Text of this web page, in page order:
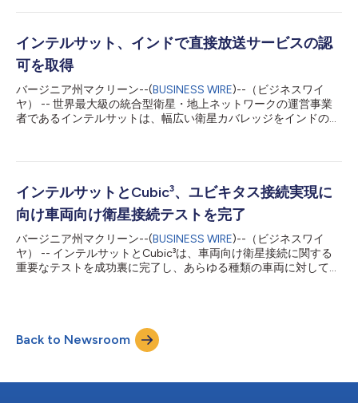
ップを締結し、アフリカの紛争影響地域における教育アクセスの
習センターに、南スーダンおよびウガンダで初めて高速インター
ネット接続を提供し、インフラが十分でない、または損なわれた
地域の数千人の若者に教育へのデジタル架け橋を築きます。 イ
ンテルサットは、南スーダンで7か所、ウガンダで3か所、合計
10か所のセンターに衛星接続を提供します。この3年間のパート
ナーシップ期間を通じて、インテルサットは設備、マネージド接
続サービス、設置、継続的な技術サポートを提供します。この画
インテルサット、インドで直接放送サービスの認
可を取得
バージニア州マクリーン--(BUSINESS WIRE)--（ビジネスワイ
ヤ） -- 世界最大級の統合型衛星・地上ネットワークの運営事業
者であるインテルサットは、幅広い衛星カバレッジをインドの放
テルサットの新サービスの提供とインドへの追加投資の歩みを加
ドでCバンドの帯域を利用する4機のGEO衛星（静止衛星）、IS-
17号、IS-20号、IS-36号、IS-39号の認可を確保しました。今回
認可を受けた衛星フリートは、インドの力強い放送メディア業界
を主なサービス提供対象として、インド亜大陸全域およびインド
から世界の他地域に向けたコンテンツの提供・配信能力を強化し
ます。この規制上のマイルストーンは、インテルサットのインド
におけるプレゼンスの拡大と、地域における技術的進歩の促進に
インテルサットとCubic³、ユビキタス接続実現に
向け車両向け衛星接続テストを完了
バージニア州マクリーン--(BUSINESS WIRE)--（ビジネスワイ
ヤ） -- インテルサットとCubic³は、車両向け衛星接続に関する
重要なテストを成功裏に完了し、あらゆる種類の車両に対してシ
功裏に実証され、地上ネットワークと非地上系ネットワークがシ
ームレスに連携することで、場所を問わず常時接続を実現できる
ことを示しました。 「今回の基本合意書の締結とテストの成功
た」と、インテルサットの最高技術責任者であるブルーノ・フロ
Back to Newsroom